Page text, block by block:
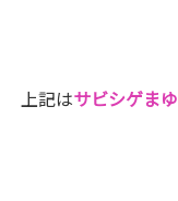
上記はサビシゲまゆ